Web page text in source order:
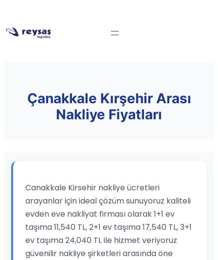
Çanakkale Kırşehir Arası
Nakliye Fiyatları
Canakkale Kirsehir nakliye ücretleri
arayanlar için ideal çözüm sunuyoruz kaliteli
evden eve nakliyat firması olarak 1+1 ev
taşıma 11,540 TL, 2+1 ev taşıma 17,540 TL, 3+1
ev taşıma 24,040 TL ile hizmet veriyoruz
güvenilir nakliye şirketleri arasında öne